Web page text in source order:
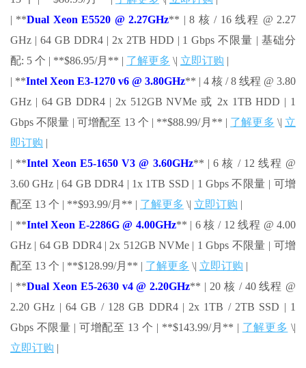
| **Dual Xeon E5520 @ 2.27GHz** | 8 核 / 16 线程 @ 2.27
GHz | 64 GB DDR4 | 2x 2TB HDD | 1 Gbps 不限量 | 基础分
配: 5 个 | **$86.95/月** | 了解更多 \| 立即订购 |
| **Intel Xeon E3-1270 v6 @ 3.80GHz** | 4 核 / 8 线程 @ 3.80
GHz | 64 GB DDR4 | 2x 512GB NVMe 或 2x 1TB HDD | 1
Gbps 不限量 | 可增配至 13 个 | **$88.99/月** | 了解更多 \| 立
即订购 |
| **Intel Xeon E5-1650 V3 @ 3.60GHz** | 6 核 / 12 线程 @
3.60 GHz | 64 GB DDR4 | 1x 1TB SSD | 1 Gbps 不限量 | 可增
配至 13 个 | **$93.99/月** | 了解更多 \| 立即订购 |
| **Intel Xeon E-2286G @ 4.00GHz** | 6 核 / 12 线程 @ 4.00
GHz | 64 GB DDR4 | 2x 512GB NVMe | 1 Gbps 不限量 | 可增
配至 13 个 | **$128.99/月** | 了解更多 \| 立即订购 |
| **Dual Xeon E5-2630 v4 @ 2.20GHz** | 20 核 / 40 线程 @
2.20 GHz | 64 GB / 128 GB DDR4 | 2x 1TB / 2TB SSD | 1
Gbps 不限量 | 可增配至 13 个 | **$143.99/月** | 了解更多 \|
立即订购 |